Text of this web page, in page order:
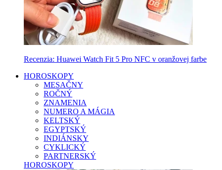
Recenzia: Huawei Watch Fit 5 Pro NFC v oranžovej farbe
HOROSKOPY
MESAČNY
ROČNÝ
ZNAMENIA
NUMERO A MÁGIA
KELTSKÝ
EGYPTSKÝ
INDIÁNSKY
CYKLICKÝ
PARTNERSKÝ
HOROSKOPY